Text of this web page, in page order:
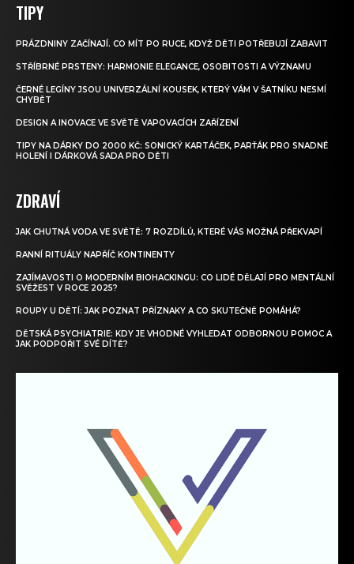
TIPY
PRÁZDNINY ZAČÍNAJÍ. CO MÍT PO RUCE, KDYŽ DĚTI POTŘEBUJÍ ZABAVIT
STŘÍBRNÉ PRSTENY: HARMONIE ELEGANCE, OSOBITOSTI A VÝZNAMU
ČERNÉ LEGÍNY JSOU UNIVERZÁLNÍ KOUSEK, KTERÝ VÁM V ŠATNÍKU NESMÍ
CHYBĚT
DESIGN A INOVACE VE SVĚTĚ VAPOVACÍCH ZAŘÍZENÍ
TIPY NA DÁRKY DO 2000 KČ: SONICKÝ KARTÁČEK, PARŤÁK PRO SNADNÉ
HOLENÍ I DÁRKOVÁ SADA PRO DĚTI
ZDRAVÍ
JAK CHUTNÁ VODA VE SVĚTĚ: 7 ROZDÍLŮ, KTERÉ VÁS MOŽNÁ PŘEKVAPÍ
RANNÍ RITUÁLY NAPŘÍČ KONTINENTY
ZAJÍMAVOSTI O MODERNÍM BIOHACKINGU: CO LIDÉ DĚLAJÍ PRO MENTÁLNÍ
SVĚŽEST V ROCE 2025?
ROUPY U DĚTÍ: JAK POZNAT PŘÍZNAKY A CO SKUTEČNĚ POMÁHÁ?
DĚTSKÁ PSYCHIATRIE: KDY JE VHODNÉ VYHLEDAT ODBORNOU POMOC A
JAK PODPOŘIT SVÉ DÍTĚ?